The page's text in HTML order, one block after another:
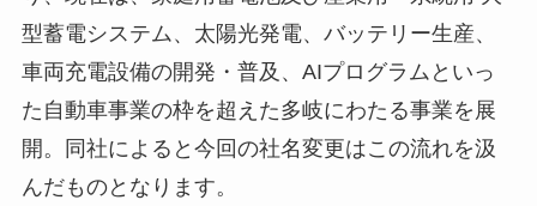
型蓄電システム、太陽光発電、バッテリー生産、
車両充電設備の開発・普及、AIプログラムといっ
た自動車事業の枠を超えた多岐にわたる事業を展
開。同社によると今回の社名変更はこの流れを汲
んだものとなります。